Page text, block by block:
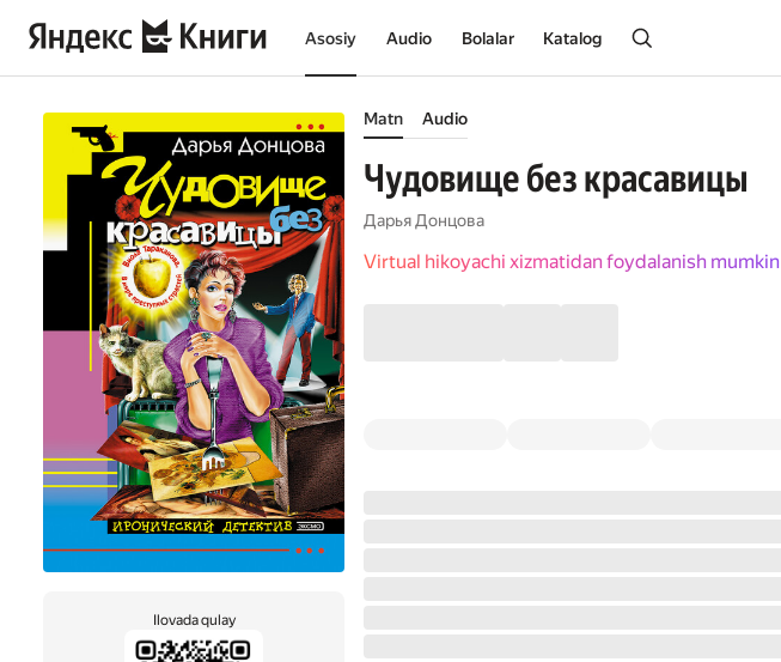
Asosiy Audio Bolalar Katalog
Ilovada qulay
Matn Audio
Чудовище без красавицы
Дарья Донцова
Virtual hikoyachi xizmatidan foydalanish mumkin